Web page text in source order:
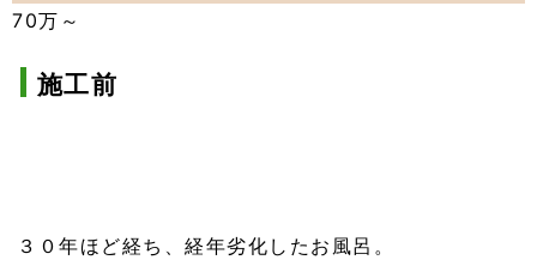
70万～
施工前
３０年ほど経ち、経年劣化したお風呂。